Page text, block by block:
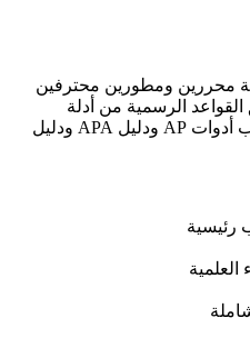
محررين ومطورين محترفين
الرسمية من أدلة
الأسلوب الرئيسية بما في ذلك كتاب أدوات AP ودليل APA ودليل